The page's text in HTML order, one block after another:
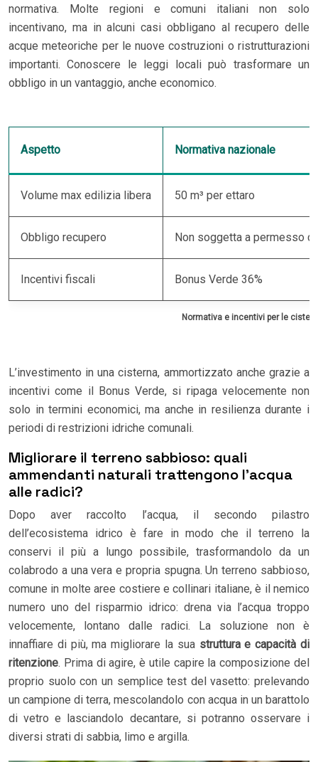
normativa. Molte regioni e comuni italiani non solo
incentivano, ma in alcuni casi obbligano al recupero delle
acque meteoriche per le nuove costruzioni o ristrutturazioni
importanti. Conoscere le leggi locali può trasformare un
obbligo in un vantaggio, anche economico.
Normativa e incentivi per le
Aspetto Normativa nazionale
Volume max edilizia libera 50 m³ per ettaro
Obbligo recupero Non soggetta a permesso
Incentivi fiscali Bonus Verde 36%
L’investimento in una cisterna, ammortizzato anche grazie a
incentivi come il Bonus Verde, si ripaga velocemente non
solo in termini economici, ma anche in resilienza durante i
periodi di restrizioni idriche comunali.
Migliorare il terreno sabbioso: quali
ammendanti naturali trattengono l’acqua
alle radici?
Dopo aver raccolto l’acqua, il secondo pilastro
dell’ecosistema idrico è fare in modo che il terreno la
conservi il più a lungo possibile, trasformandolo da un
colabrodo a una vera e propria spugna. Un terreno sabbioso,
comune in molte aree costiere e collinari italiane, è il nemico
numero uno del risparmio idrico: drena via l’acqua troppo
velocemente, lontano dalle radici. La soluzione non è
innaffiare di più, ma migliorare la sua struttura e capacità di
ritenzione. Prima di agire, è utile capire la composizione del
proprio suolo con un semplice test del vasetto: prelevando
un campione di terra, mescolandolo con acqua in un barattolo
di vetro e lasciandolo decantare, si potranno osservare i
diversi strati di sabbia, limo e argilla.